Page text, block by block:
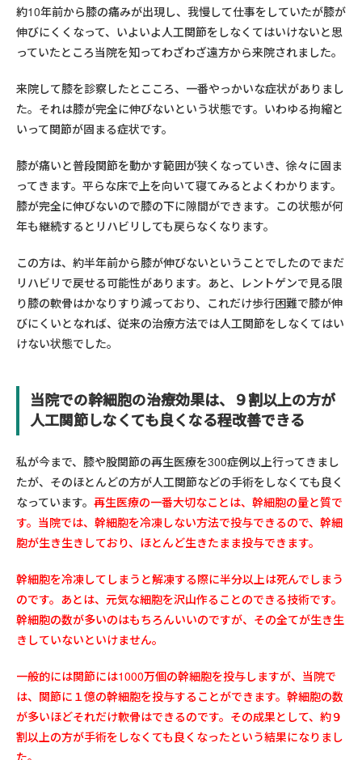
約10年前から膝の痛みが出現し、我慢して仕事をしていたが膝が
伸びにくくなって、いよいよ人工関節をしなくてはいけないと思
っていたところ当院を知ってわざわざ遠方から来院されました。
来院して膝を診察したとこころ、一番やっかいな症状がありまし
た。それは膝が完全に伸びないという状態です。いわゆる拘縮と
いって関節が固まる症状です。
膝が痛いと普段関節を動かす範囲が狭くなっていき、徐々に固ま
ってきます。平らな床で上を向いて寝てみるとよくわかります。
膝が完全に伸びないので膝の下に隙間ができます。この状態が何
年も継続するとリハビリしても戻らなくなります。
この方は、約半年前から膝が伸びないということでしたのでまだ
リハビリで戻せる可能性があります。あと、レントゲンで見る限
り膝の軟骨はかなりすり減っており、これだけ歩行困難で膝が伸
びにくいとなれば、従来の治療方法では人工関節をしなくてはい
けない状態でした。
当院での幹細胞の治療効果は、９割以上の方が
人工関節しなくても良くなる程改善できる
私が今まで、膝や股関節の再生医療を300症例以上行ってきまし
たが、そのほとんどの方が人工関節などの手術をしなくても良く
なっています。 再生医療の一番大切なことは、幹細胞の量と質で
す。当院では、幹細胞を冷凍しない方法で投与できるので、幹細
胞が生き生きしており、ほとんど生きたまま投与できます。
幹細胞を冷凍してしまうと解凍する際に半分以上は死んでしまう
のです。あとは、元気な細胞を沢山作ることのできる技術です。
幹細胞の数が多いのはもちろんいいのですが、その全てが生き生
きしていないといけません。
一般的には関節には1000万個の幹細胞を投与しますが、当院で
は、関節に１億の幹細胞を投与することができます。幹細胞の数
が多いほどそれだけ軟骨はできるのです。その成果として、約９
割以上の方が手術をしなくても良くなったという結果になりまし
た。